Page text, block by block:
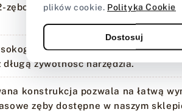
zębowy i 6-zębowy, idealnie
stal hartowana
żywotność narzędzia.
konstrukcja pozwala na łatwą
zęby dostępne w naszym
plików cookie. Polityka Cookie
Dostosuj